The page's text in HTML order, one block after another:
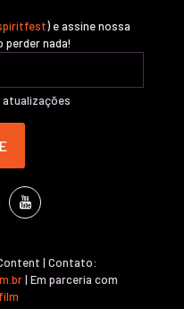
) e assine nossa
nada!
atualizações
| Contato:
| Em parceria com